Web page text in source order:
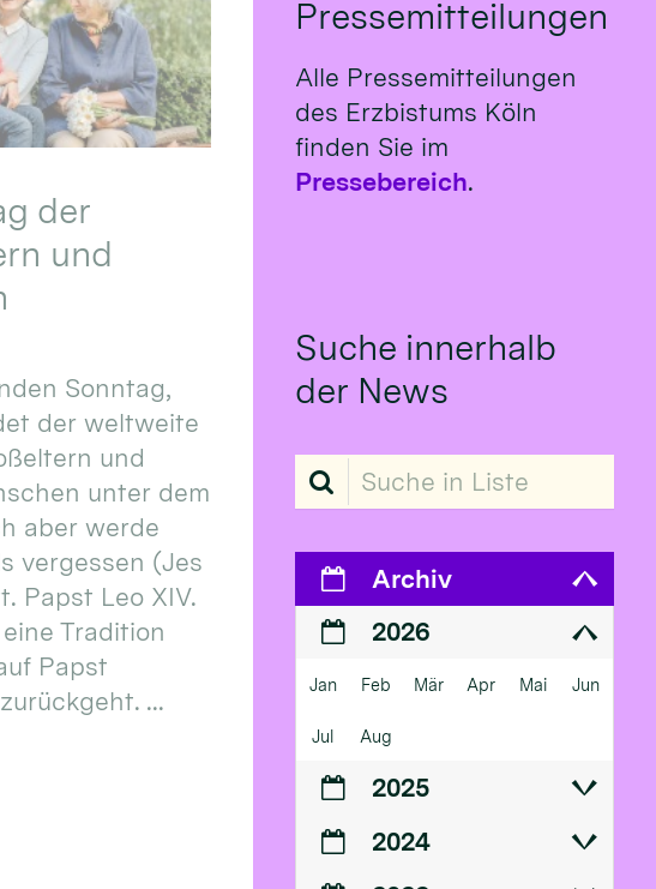
der
und
Sonntag,
der weltweite
und
unter dem
aber werde
vergessen (Jes
Papst Leo XIV.
Tradition
Papst
...
Pressemitteilungen
Alle Pressemitteilungen
des Erzbistums Köln
finden Sie im
Pressebereich.
Suche innerhalb
der News
Suche in Liste
Archiv
2026
Jan Feb Mär Apr Mai Jun
Jul Aug
2025
2024